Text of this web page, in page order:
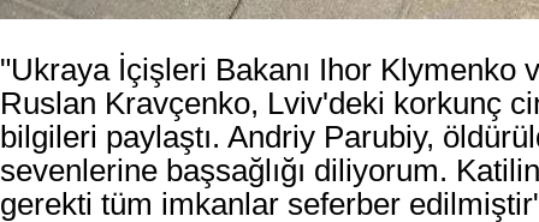
"Ukraya İçişleri Bakanı Ihor Klymenko
Ruslan Kravçenko, Lviv'deki korkunç
bilgileri paylaştı. Andriy Parubiy,
sevenlerine başsağlığı diliyorum.
gerekti tüm imkanlar seferber